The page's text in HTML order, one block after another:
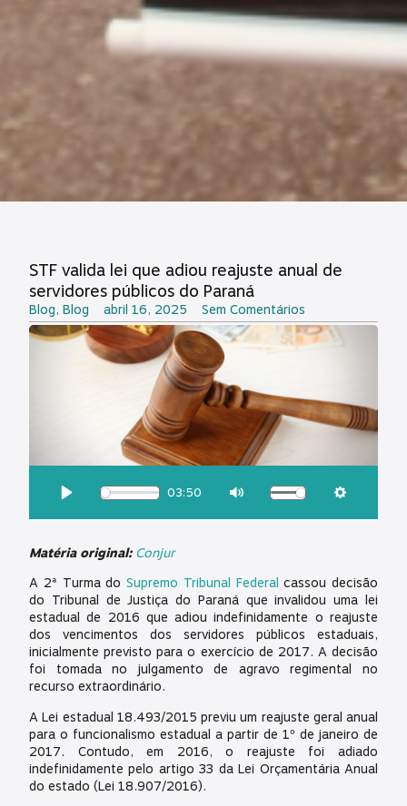
STF valida lei que adiou reajuste anual de
servidores públicos do Paraná
Blog, Blog abril 16, 2025 Sem Comentários
03:50
Matéria original: Conjur
A 2ª Turma do Supremo Tribunal Federal cassou decisão
do Tribunal de Justiça do Paraná que invalidou uma lei
estadual de 2016 que adiou indefinidamente o reajuste
dos vencimentos dos servidores públicos estaduais,
inicialmente previsto para o exercício de 2017. A decisão
foi tomada no julgamento de agravo regimental no
recurso extraordinário.
A Lei estadual 18.493/2015 previu um reajuste geral anual
para o funcionalismo estadual a partir de 1º de janeiro de
2017. Contudo, em 2016, o reajuste foi adiado
indefinidamente pelo artigo 33 da Lei Orçamentária Anual
do estado (Lei 18.907/2016).